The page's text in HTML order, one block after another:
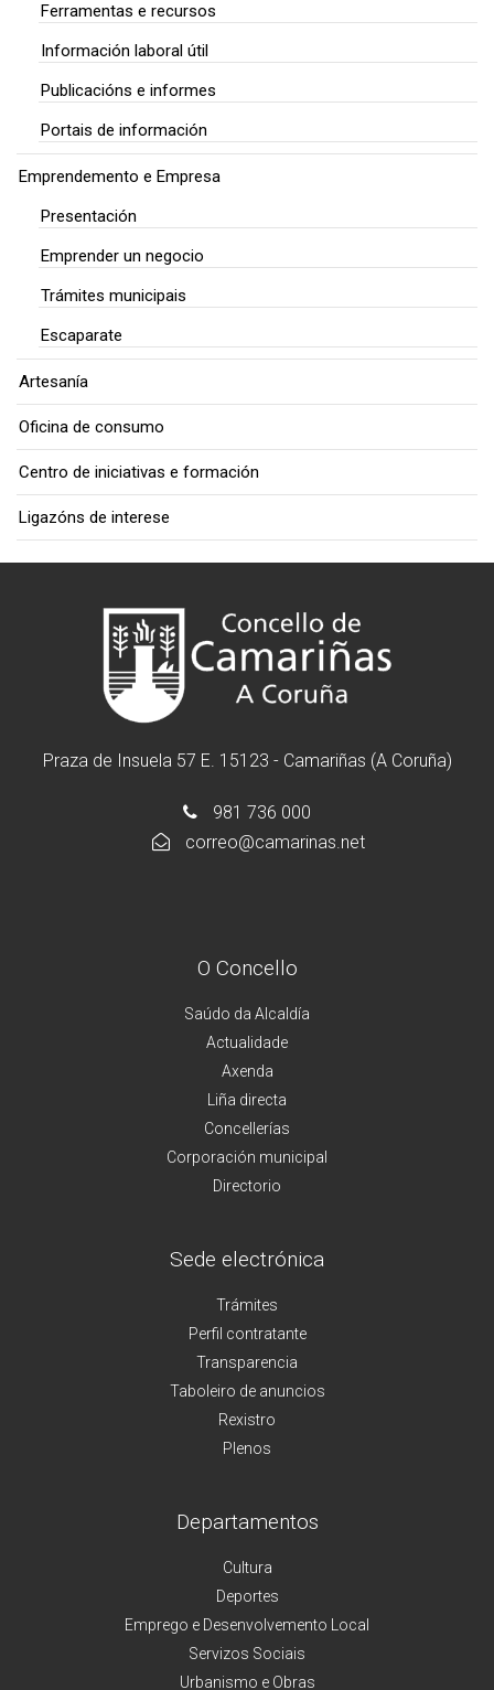
Ferramentas e recursos
Información laboral útil
Publicacións e informes
Portais de información
Emprendemento e Empresa
Presentación
Emprender un negocio
Trámites municipais
Escaparate
Artesanía
Oficina de consumo
Centro de iniciativas e formación
Ligazóns de interese
Praza de Insuela 57 E. 15123 - Camariñas (A Coruña)
981 736 000
correo@camarinas.net
O Concello
Saúdo da Alcaldía
Actualidade
Axenda
Liña directa
Concellerías
Corporación municipal
Directorio
Sede electrónica
Trámites
Perfil contratante
Transparencia
Taboleiro de anuncios
Rexistro
Plenos
Departamentos
Cultura
Deportes
Emprego e Desenvolvemento Local
Servizos Sociais
Urbanismo e Obras